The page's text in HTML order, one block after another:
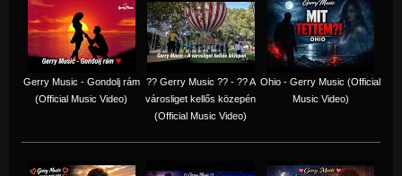
Gerry Music - Gondolj rám
(Official Music Video)
?? Gerry Music ?? - ?? A
városliget kellős közepén
(Official Music Video)
Ohio - Gerry Music (Official
Music Video)